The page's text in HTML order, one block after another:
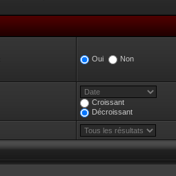
Oui Non
Croissant
Décroissant